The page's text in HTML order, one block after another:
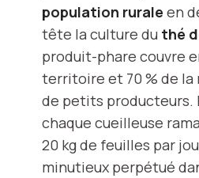
population rurale en
tête la culture du thé
produit-phare couvre
territoire et 70 % de
de petits producteurs.
chaque cueilleuse
20 kg de feuilles par
minutieux perpétué